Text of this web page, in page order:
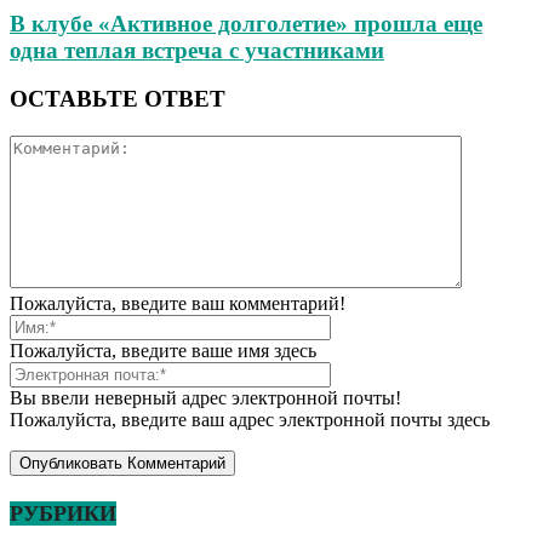
В клубе «Активное долголетие» прошла еще
одна теплая встреча с участниками
ОСТАВЬТЕ ОТВЕТ
Пожалуйста, введите ваш комментарий!
Пожалуйста, введите ваше имя здесь
Вы ввели неверный адрес электронной почты!
Пожалуйста, введите ваш адрес электронной почты здесь
РУБРИКИ